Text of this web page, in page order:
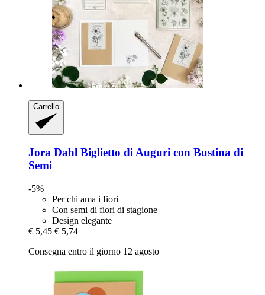
Carrello
Jora Dahl Biglietto di Auguri con Bustina di
Semi
-5%
Per chi ama i fiori
Con semi di fiori di stagione
Design elegante
€ 5,45 € 5,74
Consegna entro il giorno 12 agosto